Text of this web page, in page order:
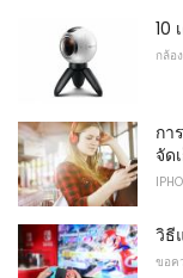
10
กล้อ
กา
จัด
วิธี
ขอค